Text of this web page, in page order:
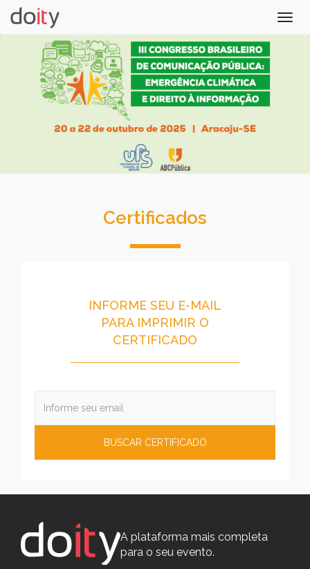
Certificados
INFORME SEU E-MAIL
PARA IMPRIMIR O
CERTIFICADO
A plataforma mais completa
para o seu evento.